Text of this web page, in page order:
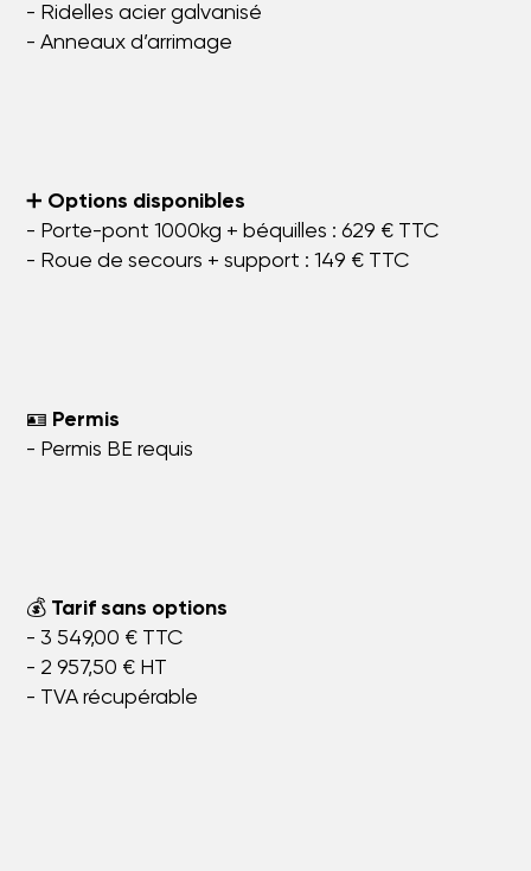
- Ridelles acier galvanisé
- Anneaux d’arrimage
➕ Options disponibles
- Porte-pont 1000kg + béquilles : 629 € TTC
- Roue de secours + support : 149 € TTC
🪪 Permis
- Permis BE requis
💰 Tarif sans options
- 3 549,00 € TTC
- 2 957,50 € HT
- TVA récupérable